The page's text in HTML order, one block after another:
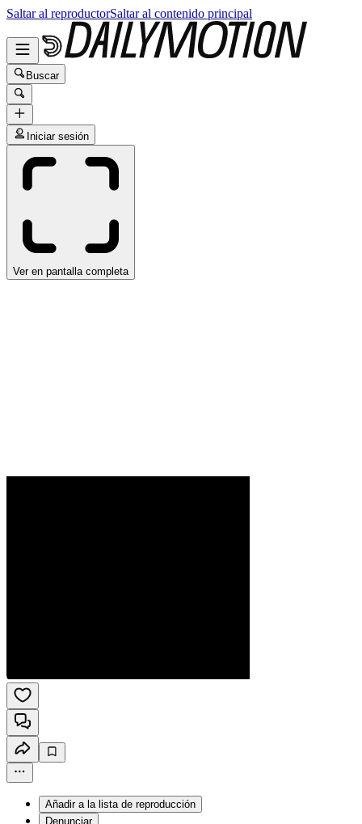
Saltar al reproductorSaltar al contenido principal
Buscar
Iniciar sesión
Ver en pantalla completa
Añadir a la lista de reproducción
Denunciar